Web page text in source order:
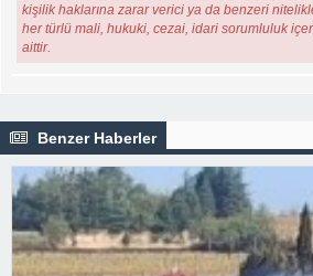
kişilik haklarına zarar verici ya da benzeri
her türlü mali, hukuki, cezai, idari sorumluluk
aittir.
Benzer Haberler